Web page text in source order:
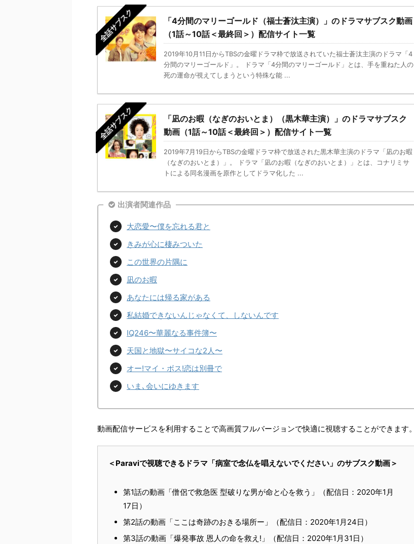
全話サブスク
「4分間のマリーゴールド（福士蒼汰主演）」のドラマサブスク動画
（1話～10話＜最終回＞）配信サイト一覧
2019年10月11日からTBSの金曜ドラマ枠で放送されていた福士蒼汰主演のドラマ「4
分間のマリーゴールド」。 ドラマ「4分間のマリーゴールド」とは、手を重ねた人の
死の運命が視えてしまうという特殊な能 ...
全話サブスク
「凪のお暇（なぎのおいとま）（黒木華主演）」のドラマサブスク
動画（1話～10話＜最終回＞）配信サイト一覧
2019年7月19日からTBSの金曜ドラマ枠で放送された黒木華主演のドラマ「凪のお暇
（なぎのおいとま）」。 ドラマ「凪のお暇（なぎのおいとま）」とは、コナリミサ
トによる同名漫画を原作としてドラマ化した ...
出演者関連作品
大恋愛〜僕を忘れる君と
きみが心に棲みついた
この世界の片隅に
凪のお暇
あなたには帰る家がある
私結婚できないんじゃなくて、しないんです
IQ246〜華麗なる事件簿〜
天国と地獄〜サイコな2人〜
オー!マイ・ボス!恋は別冊で
いま､会いにゆきます
動画配信サービスを利用することで高画質フルバージョンで快適に視聴することができます。
＜Paraviで視聴できるドラマ「病室で念仏を唱えないでください」のサブスク動画＞
第1話の動画「僧侶で救急医 型破りな男が命と心を救う」（配信日：2020年1月
17日）
第2話の動画「ここは奇跡のおきる場所ー」（配信日：2020年1月24日）
第3話の動画「爆発事故 恩人の命を救え!」（配信日：2020年1月31日）